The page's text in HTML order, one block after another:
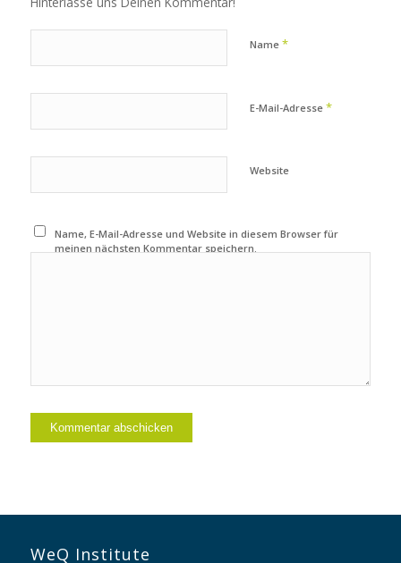
Name *
E-Mail-Adresse *
Website
Name, E-Mail-Adresse und Website in diesem Browser für
meinen nächsten Kommentar speichern.
WeQ Institute